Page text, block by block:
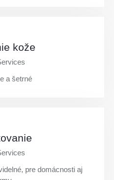
kože
a šetrné
pre domácnosti aj